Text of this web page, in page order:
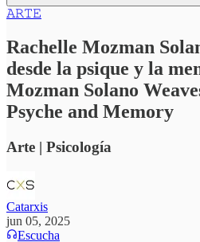
𝙰𝚁𝚃𝙴
Rachelle Mozman
desde la psique y la
Mozman Solano
Psyche and Memory
Arte | Psicología
Catarxis
jun 05, 2025
Escucha